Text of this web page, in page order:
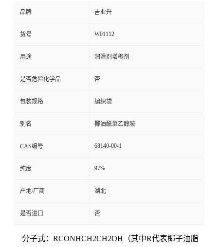
品牌 吉业升
货号 W01112
用途 润滑剂增稠剂
是否危险化学品 否
包装规格 编织袋
别名 椰油酰单乙醇胺
CAS编号 68140-00-1
纯度 97%
产地/厂商 湖北
是否进口 否
分子式：RCONHCH2CH2OH（其中R代表椰子油脂